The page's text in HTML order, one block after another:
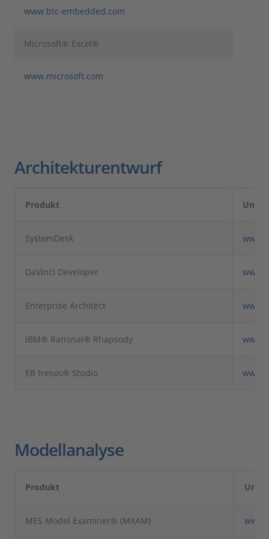
www.btc-embedded.com
Microsoft® Excel®
www.microsoft.com
Architekturentwurf
Produkt
SystemDesk
DaVinci Developer
Enterprise Architect
IBM® Rational® Rhapsody
EB tresos® Studio
Modellanalyse
Produkt
MES Model Examiner® (MXAM)